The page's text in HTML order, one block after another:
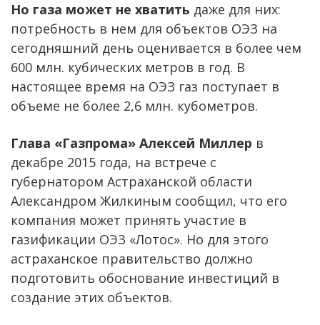
Но газа может не хватить даже для них:
потребность в нем для объектов ОЭЗ на
сегодняшний день оценивается в более чем
600 млн. кубических метров в год. В
настоящее время на ОЭЗ газ поступает в
объеме не более 2,6 млн. кубометров.
Глава «Газпрома» Алексей Миллер в
декабре 2015 года, на встрече с
губернатором Астраханской области
Александром Жилкиным сообщил, что его
компания может принять участие в
газификации ОЭЗ «Лотос». Но для этого
астраханское правительство должно
подготовить обоснование инвестиций в
создание этих объектов.